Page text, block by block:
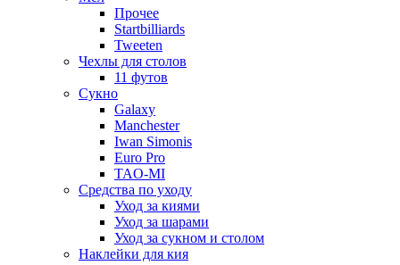
Прочее
Startbilliards
Tweeten
Чехлы для столов
11 футов
Сукно
Galaxy
Manchester
Iwan Simonis
Euro Pro
TAO-MI
Средства по уходу
Уход за киями
Уход за шарами
Уход за сукном и столом
Наклейки для кия